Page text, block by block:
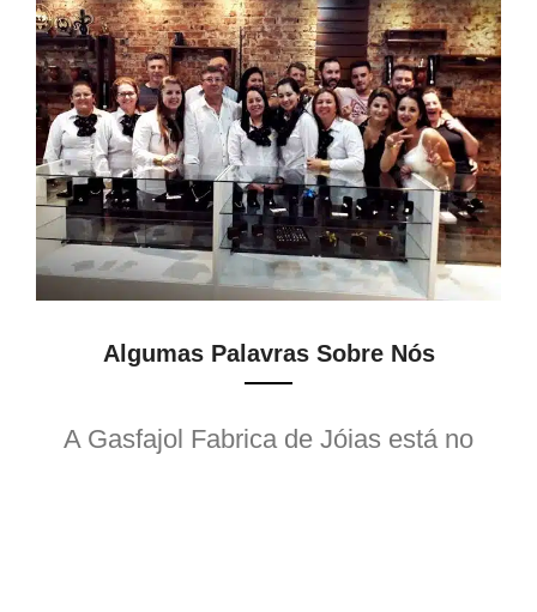
Algumas Palavras Sobre Nós
A Gasfajol Fabrica de Jóias está no